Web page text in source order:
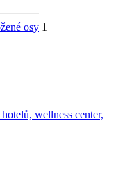
osy 1
wellness center,